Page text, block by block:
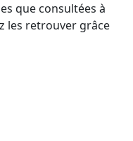
que consultées à
les retrouver grâce